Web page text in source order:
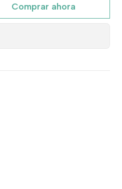
Comprar ahora